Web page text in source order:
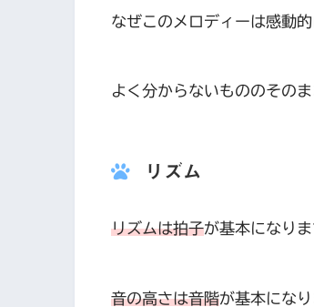
なぜこのメロディーは感動
よく分からないもののその
リズム
リズムは拍子が基本になりま
音の高さは音階が基本になり